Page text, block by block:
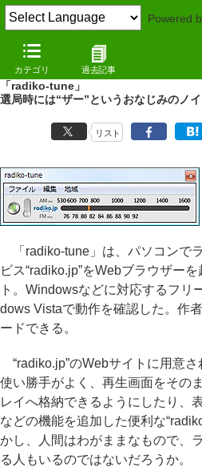
Powered
カテゴリ 過去記事
REVIEW
（10/04/07）
周波数のチューニングが必要なレトロ
「radiko-tune」
選局時には“ザー”というおなじみのノ
リスト
「radiko-tune」は、パソコンで
ビス“radiko.jp”をWebブラウザー
ト。Windowsなどに対応するフリ
dows Vistaで動作を確認した。作
ードできる。
“radiko.jp”のWebサイトに用意
使い勝手がよく、再生画面をその
レイへ格納できるようにしたり、
などの機能を追加した便利な
かし、人間はわがままなもので、
る人もいるのではないだろうか。